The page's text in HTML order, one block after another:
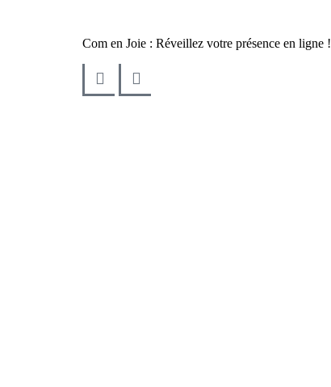
Com en Joie : Réveillez votre présence en ligne !